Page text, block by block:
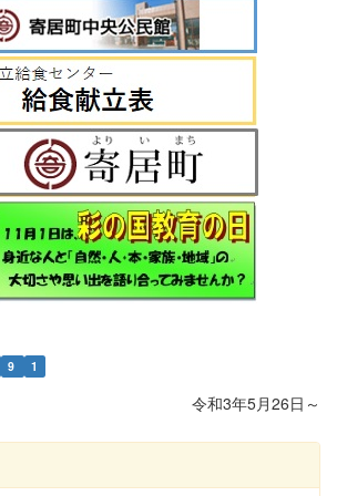
9 1
令和3年5月26日～